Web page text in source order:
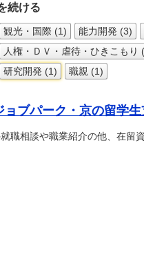
続ける
観光・国際 (1) 能力開発 (3)
人権・ＤＶ・虐待・ひきこもり
研究開発 (1)
職親 (1)
ョブパーク・京の留学
職相談や職業紹介の他、在留